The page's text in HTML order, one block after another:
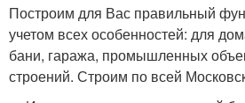
Построим для Вас правильный
учетом всех особенностей: для
бани, гаража, промышленных
строений. Строим по всей